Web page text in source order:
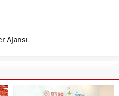
Ajansı